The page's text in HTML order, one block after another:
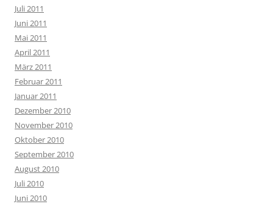
Juli 2011
Juni 2011
Mai 2011
April 2011
März 2011
Februar 2011
Januar 2011
Dezember 2010
November 2010
Oktober 2010
September 2010
August 2010
Juli 2010
Juni 2010